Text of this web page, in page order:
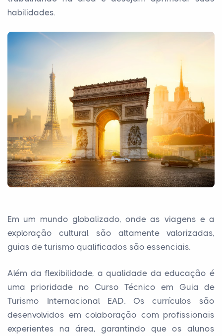
habilidades.
Em um mundo globalizado, onde as viagens e a
exploração cultural são altamente valorizadas,
guias de turismo qualificados são essenciais.
Além da flexibilidade, a qualidade da educação é
uma prioridade no Curso Técnico em Guia de
Turismo Internacional EAD. Os currículos são
desenvolvidos em colaboração com profissionais
experientes na área, garantindo que os alunos